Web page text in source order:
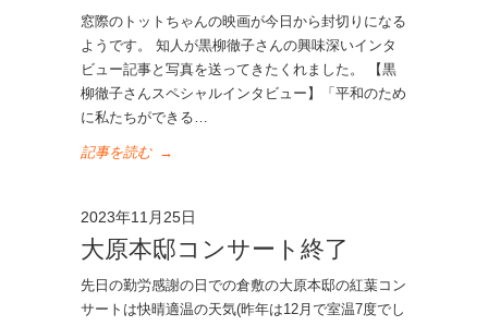
窓際のトットちゃんの映画が今日から封切りになる
ようです。 知人が黒柳徹子さんの興味深いインタ
ビュー記事と写真を送ってきたくれました。 【黒
柳徹子さんスペシャルインタビュー】「平和のため
に私たちができる…
記事を読む →
2023年11月25日
大原本邸コンサート終了
先日の勤労感謝の日での倉敷の大原本邸の紅葉コン
サートは快晴適温の天気(昨年は12月で室温7度でし